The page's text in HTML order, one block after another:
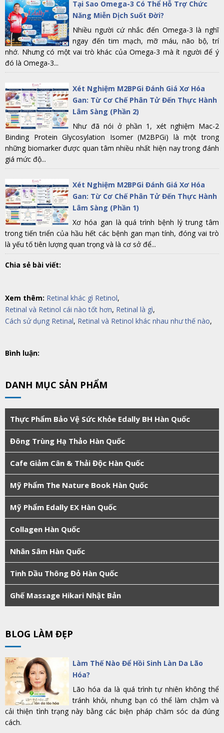
Tại Sao Omega-3 Có Thể Hỗ Trợ Chức
Năng Miễn Dịch Suốt Đời?
Nhiều người cứ nhắc đến Omega-3 là nghĩ
ngay đến tim mạch, mỡ máu, não bộ, trí
nhớ. Nhưng có một vai trò khác của Omega-3 mà ít người để ý
đó là Omega-3...
Xét Nghiệm M2BPGi Đánh Giá Xơ Hóa
Gan: Từ Cơ Chế Phân Tử Đến Thực Hành
Lâm Sàng (Phần 2)
Như đã nói ở phần 1, xét nghiệm Mac-2
Binding Protein Glycosylation Isomer (M2BPGi) là một trong
những biomarker được quan tâm nhiều nhất hiện nay trong đánh
giá mức độ...
Xét Nghiệm M2BPGi Đánh Giá Xơ Hóa
Gan: Từ Cơ Chế Phân Tử Đến Thực Hành
Lâm Sàng (Phần 1)
Xơ hóa gan là quá trình bệnh lý trung tâm
trong tiến triển của hầu hết các bệnh gan mạn tính, đóng vai trò
là yếu tố tiên lượng quan trọng và là cơ sở để...
Chia sẻ bài viết:
Xem thêm: Retinal khác gì Retinol,
Retinal và Retinol cái nào tốt hơn, Retinal là gì,
Cách sử dụng Retinal, Retinal và Retinol khác nhau như thế nào,
Bình luận:
DANH MỤC SẢN PHẨM
Thực Phẩm Bảo Vệ Sức Khỏe Edally BH Hàn Quốc
Đông Trùng Hạ Thảo Hàn Quốc
Cafe Giảm Cân & Thải Độc Hàn Quốc
Mỹ Phẩm The Nature Book Hàn Quốc
Mỹ Phẩm Edally EX Hàn Quốc
Collagen Hàn Quốc
Nhân Sâm Hàn Quốc
Tinh Dầu Thông Đỏ Hàn Quốc
Ghế Massage Hikari Nhật Bản
BLOG LÀM ĐẸP
Làm Thế Nào Để Hồi Sinh Làn Da Lão
Hóa?
Lão hóa da là quá trình tự nhiên không thể
tránh khỏi, nhưng bạn có thể làm chậm và
cải thiện tình trạng này bằng các biện pháp chăm sóc da đúng
cách.